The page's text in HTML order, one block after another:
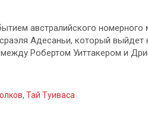
австралийского номерного
Адесаньи, который выйдет
между Робертом Уиттакером и
, Тай Туиваса